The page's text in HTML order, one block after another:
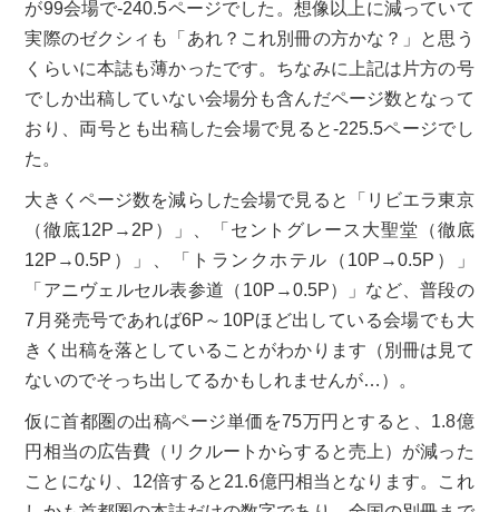
が99会場で-240.5ページでした。想像以上に減っていて
実際のゼクシィも「あれ？これ別冊の方かな？」と思う
くらいに本誌も薄かったです。ちなみに上記は片方の号
でしか出稿していない会場分も含んだページ数となって
おり、両号とも出稿した会場で見ると-225.5ページでし
た。
大きくページ数を減らした会場で見ると「リビエラ東京
（徹底12P→2P）」、「セントグレース大聖堂（徹底
12P→0.5P）」、「トランクホテル（10P→0.5P）」
「アニヴェルセル表参道（10P→0.5P）」など、普段の
7月発売号であれば6P～10Pほど出している会場でも大
きく出稿を落としていることがわかります（別冊は見て
ないのでそっち出してるかもしれませんが…）。
仮に首都圏の出稿ページ単価を75万円とすると、1.8億
円相当の広告費（リクルートからすると売上）が減った
ことになり、12倍すると21.6億円相当となります。これ